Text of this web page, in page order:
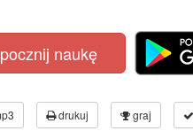
naukę
drukuj graj